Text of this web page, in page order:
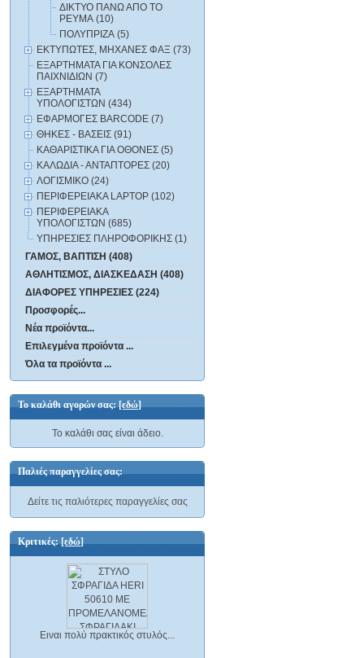
ΔΙΚΤΥΟ ΠΑΝΩ ΑΠΟ ΤΟ
ΡΕΥΜΑ (10)
ΠΟΛΥΠΡΙΖΑ (5)
ΕΚΤΥΠΩΤΕΣ, ΜΗΧΑΝΕΣ ΦΑΞ (73)
ΕΞΑΡΤΗΜΑΤΑ ΓΙΑ ΚΟΝΣΟΛΕΣ
ΠΑΙΧΝΙΔΙΩΝ (7)
ΕΞΑΡΤΗΜΑΤΑ
ΥΠΟΛΟΓΙΣΤΩΝ (434)
ΕΦΑΡΜΟΓΕΣ BARCODE (7)
ΘΗΚΕΣ - ΒΑΣΕΙΣ (91)
ΚΑΘΑΡΙΣΤΙΚΑ ΓΙΑ ΟΘΟΝΕΣ (5)
ΚΑΛΩΔΙΑ - ΑΝΤΑΠΤΟΡΕΣ (20)
ΛΟΓΙΣΜΙΚΟ (24)
ΠΕΡΙΦΕΡΕΙΑΚΑ LAPTOP (102)
ΠΕΡΙΦΕΡΕΙΑΚΑ
ΥΠΟΛΟΓΙΣΤΩΝ (685)
ΥΠΗΡΕΣΙΕΣ ΠΛΗΡΟΦΟΡΙΚΗΣ (1)
ΓΑΜΟΣ, ΒΑΠΤΙΣΗ (408)
ΑΘΛΗΤΙΣΜΟΣ, ΔΙΑΣΚΕΔΑΣΗ (408)
ΔΙΑΦΟΡΕΣ ΥΠΗΡΕΣΙΕΣ (224)
Προσφορές...
Νέα προϊόντα...
Επιλεγμένα προϊόντα ...
Όλα τα προϊόντα ...
Το καλάθι αγορών σας:[εδώ]
Το καλάθι σας είναι άδειο.
Παλιές παραγγελίες σας:
Δείτε τις παλιότερες παραγγελίες σας
Κριτικές:[εδώ]
Ειναι πολύ πρακτικός στυλός...